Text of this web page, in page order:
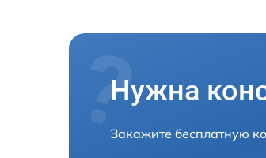
Нужна
Закажите бесплатную